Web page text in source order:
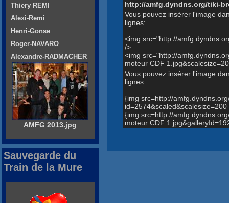
http://amfg.dyndns.org/tiki-
Vous pouvez insérer l'image
lignes:
<img src="http://
/>
<img src="http://
moteur CDF
Vous pouvez insérer l'image
lignes:
{img src=http://
id=2574&scaled&scalesize=200
{img src=http://
moteur CDF
Thiery REMI
Alexi-Remi
Henri-Gonse
Roger-NAVARO
Alexandre-RADMACHER
AMFG 2013.jpg
Sauvegarde du
Train de la Mure